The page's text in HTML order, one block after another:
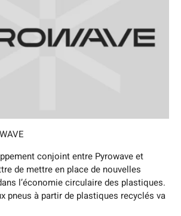
conjoint entre Pyrowave et
de mettre en place de nouvelles
l’économie circulaire des plastiques.
pneus à partir de plastiques recyclés va